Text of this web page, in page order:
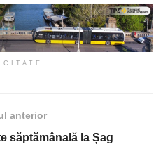
anterior
săptămânală la Șag